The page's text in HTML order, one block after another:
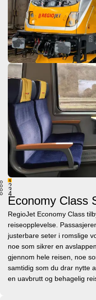
1
2
3
4
Economy Class
RegioJet Economy Class
reiseopplevelse.
justerbare seter i romslige
noe som sikrer en
gjennom hele reisen, noe
samtidig som du drar nytte
en uavbrutt og behagelig